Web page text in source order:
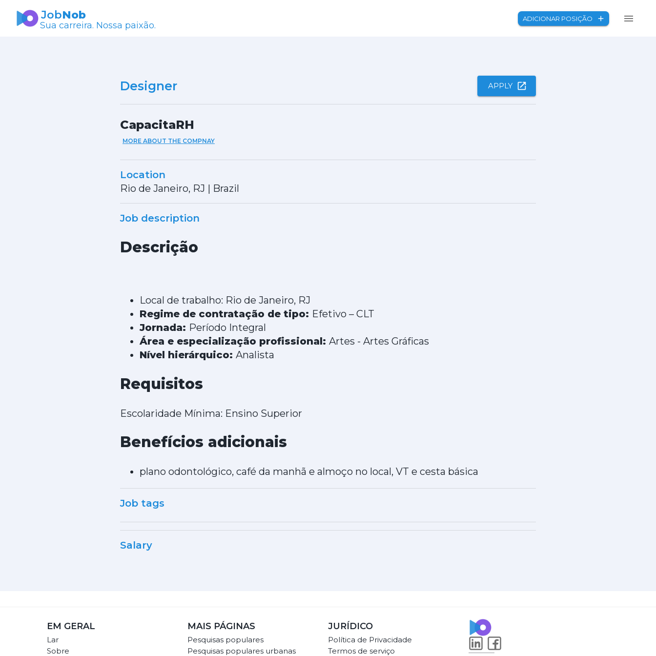
JobNob
Sua carreira. Nossa paixão.
ADICIONAR POSIÇÃO
Designer APPLY
CapacitaRH
MORE ABOUT THE COMPNAY
Location
Rio de Janeiro, RJ | Brazil
Job description
Descrição
Local de trabalho: Rio de Janeiro, RJ
Regime de contratação de tipo: Efetivo – CLT
Jornada: Período Integral
Área e especialização profissional: Artes - Artes Gráficas
Nível hierárquico: Analista
Requisitos
Escolaridade Mínima: Ensino Superior
Benefícios adicionais
plano odontológico, café da manhã e almoço no local, VT e cesta básica
Job tags
Salary
EM GERAL
Lar
Sobre
MAIS PÁGINAS
Pesquisas populares
Pesquisas populares urbanas
JURÍDICO
Política de Privacidade
Termos de serviço